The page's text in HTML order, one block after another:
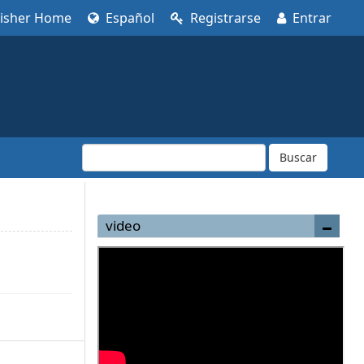
Home Español Registrarse Entrar
Buscar
video